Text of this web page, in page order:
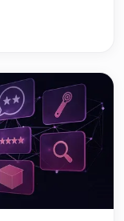
આવ્યા છે.